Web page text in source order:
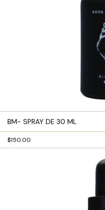
BM- SPRAY DE 30 ML
$150.00